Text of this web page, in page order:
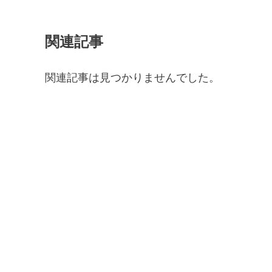
関連記事
関連記事は見つかりませんでした。